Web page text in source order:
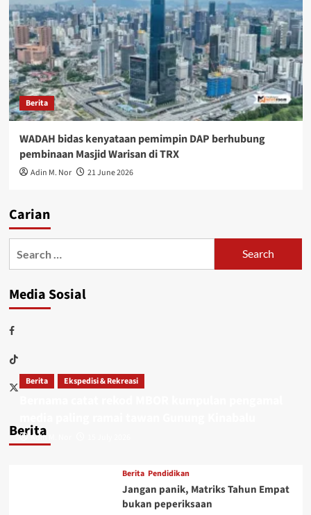
Berita
WADAH bidas kenyataan pemimpin DAP berhubung
pembinaan Masjid Warisan di TRX
Adin M. Nor 21 June 2026
Carian
Media Sosial
Berita
Berita Ekspedisi & Rekreasi
Adin M. Nor
Berita Pendidikan
Jangan panik, Matriks Tahun Empat
bukan peperiksaan